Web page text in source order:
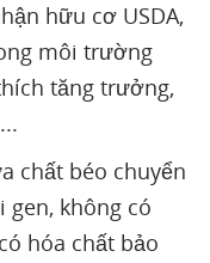
hữu cơ USDA,
môi trường
tăng trưởng,
chất béo chuyển
gen, không có
hóa chất bảo